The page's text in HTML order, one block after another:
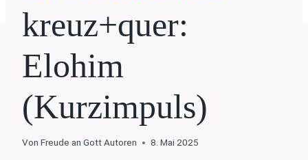
kreuz+quer:
Elohim
(Kurzimpuls)
Von Freude an Gott Autoren 8. Mai 2025